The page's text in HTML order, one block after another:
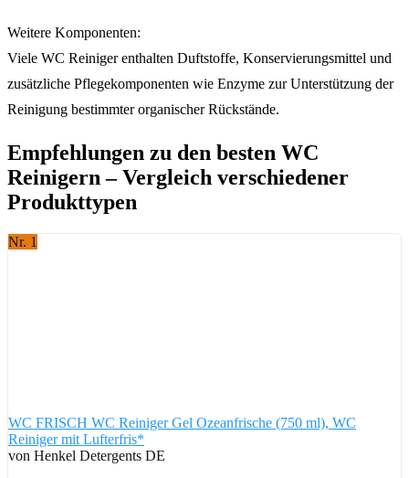
Weitere Komponenten:
Viele WC Reiniger enthalten Duftstoffe, Konservierungsmittel und
zusätzliche Pflegekomponenten wie Enzyme zur Unterstützung der
Reinigung bestimmter organischer Rückstände.
Empfehlungen zu den besten WC
Reinigern – Vergleich verschiedener
Produkttypen
Nr. 1
WC FRISCH WC Reiniger Gel Ozeanfrische (750 ml), WC
Reiniger mit Lufterfris*
von Henkel Detergents DE